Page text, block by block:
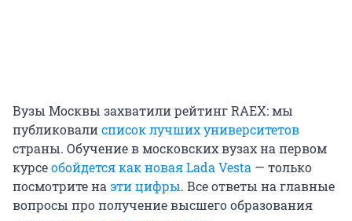
Вузы Москвы захватили рейтинг RAEX: мы
публиковалисписок лучших университетов
страны. Обучение в московских вузах на первом
курсеобойдется как новая Lada Vesta — только
посмотрите наэти цифры. Все ответы на главные
вопросы про получение высшего образования